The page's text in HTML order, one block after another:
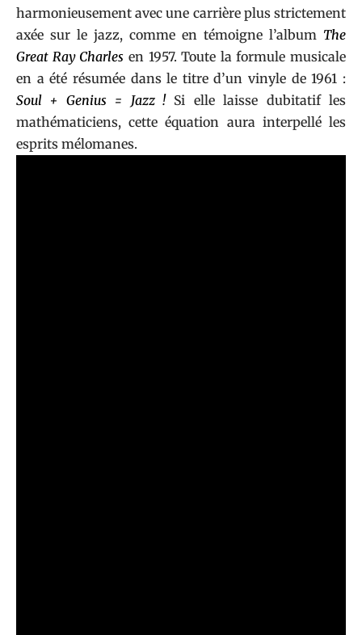
harmonieusement avec une carrière plus strictement
axée sur le jazz, comme en témoigne l’album The
Great Ray Charles en 1957. Toute la formule musicale
en a été résumée dans le titre d’un vinyle de 1961 :
Soul + Genius = Jazz !Si elle laisse dubitatif les
mathématiciens, cette équation aura interpellé les
esprits mélomanes.